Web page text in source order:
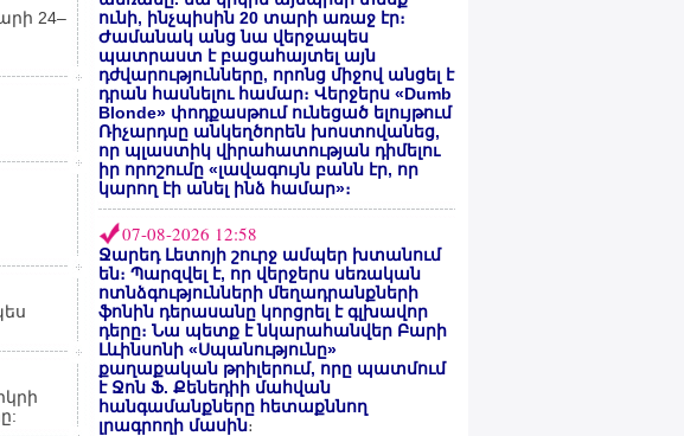
24–
ունի, ինչպիսին 20 տարի առաջ էր։
Ժամանակ անց նա վերջապես
պատրաստ է բացահայտել այն
դժվարությունները, որոնց միջով անցել է
դրան հասնելու համար։ Վերջերս «Dumb
Blonde» փոդքասթում ունեցած ելույթում
Ռիչարդսը անկեղծորեն խոստովանեց,
որ պլաստիկ վիրահատության դիմելու
իր որոշումը «լավագույն բանն էր, որ
կարող էի անել ինձ համար»։
07-08-2026 12:58
Ջարեդ Լետոյի շուրջ ամպեր խտանում
են։ Պարզվել է, որ վերջերս սեռական
ոտնձգությունների մեղադրանքների
ֆոնին դերասանը կորցրել է գլխավոր
դերը։ Նա պետք է նկարահանվեր Բարի
Լևինսոնի «Սպանությունը»
քաղաքական թրիլերում, որը պատմում
է Ջոն Ֆ. Քենեդիի մահվան
հանգամանքները հետաքննող
լրագրողի մասին։